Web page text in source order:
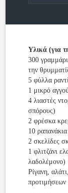
Υλικά (για
300
την
5 φύλλα
1 μικρό
4 λιαστές
σπόρους)
2 φρέσκα
10
2 σκελίδες
1 φλιτζάνι
λαδολέμονο)
Ρίγανη,
προτιμήσεων